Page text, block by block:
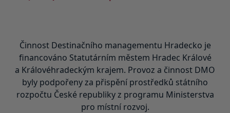
Činnost Destinačního managementu Hradecko je
financováno Statutárním městem Hradec Králové
a Královéhradeckým krajem. Provoz a činnost DMO
byly podpořeny za přispění prostředků státního
rozpočtu České republiky z programu Ministerstva
pro místní rozvoj.